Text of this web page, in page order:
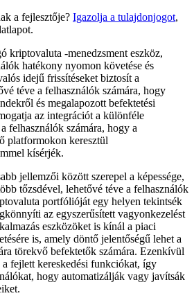
a fejlesztője? Igazolja a tulajdonjogot,
kriptovaluta -menedzsment eszköz,
hatékony nyomon követése és
idejű frissítéseket biztosít a
téve a felhasználók számára, hogy
és megalapozott befektetési
az integrációt a különféle
felhasználók számára, hogy a
platformokon keresztül
kísérjék.
jellemzői között szerepel a képessége,
tőzsdével, lehetővé téve a felhasználók
portfólióját egy helyen tekintsék
az egyszerűsített vagyonkezelést
eszközöket is kínál a piaci
is, amely döntő jelentőségű lehet a
törekvő befektetők számára. Ezenkívül
fejlett kereskedési funkciókat, így
hogy automatizálják vagy javítsák